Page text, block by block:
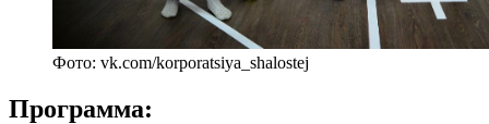
Фото: vk.com/korporatsiya_shalostej
Программа: